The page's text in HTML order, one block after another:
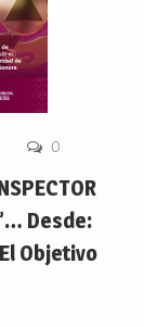
0
Desde:
Objetivo